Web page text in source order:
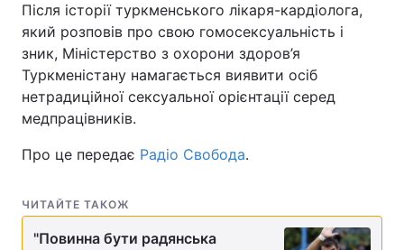
Після історії туркменського лікаря-кардіолога,
який розповів про свою гомосексуальність і
зник, Міністерство з охорони здоров’я
Туркменістану намагається виявити осіб
нетрадиційної сексуальної орієнтації серед
медпрацівників.
Про це передає Радіо Свобода.
ЧИТАЙТЕ ТАКОЖ
"Повинна бути радянська